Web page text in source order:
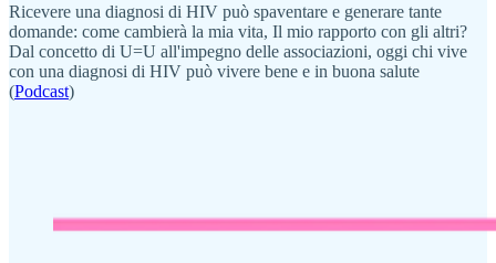
Ricevere una diagnosi di HIV può spaventare e generare tante
domande: come cambierà la mia vita, Il mio rapporto con gli altri?
Dal concetto di U=U all'impegno delle associazioni, oggi chi vive
con una diagnosi di HIV può vivere bene e in buona salute
(Podcast)